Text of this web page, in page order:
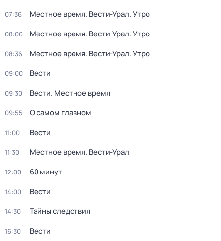
07:36 Местное время. Вести-Урал. Утро
08:06 Местное время. Вести-Урал. Утро
08:36 Местное время. Вести-Урал. Утро
09:00 Вести
09:30 Вести. Местное время
09:55 О самом главном
11:00 Вести
11:30 Местное время. Вести-Урал
12:00 60 минут
14:00 Вести
14:30 Тайны следствия
16:30 Вести